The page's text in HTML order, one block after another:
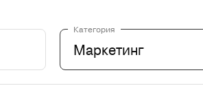
Категория
Маркетинг